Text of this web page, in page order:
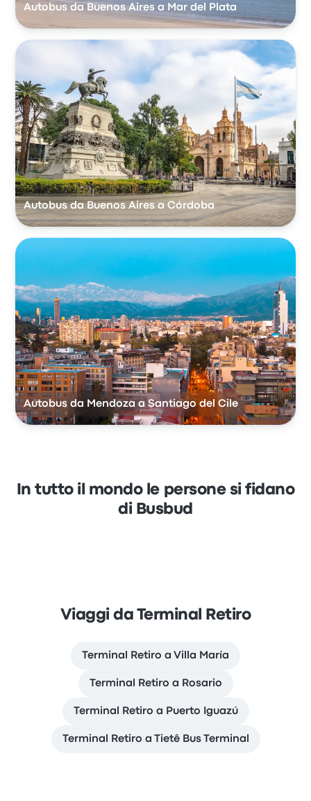
Autobus da Buenos Aires a Mar del Plata
Autobus da Buenos Aires a Córdoba
Autobus da Mendoza a Santiago del Cile
In tutto il mondo le persone si fidano
di Busbud
Viaggi da Terminal Retiro
Terminal Retiro a Villa María
Terminal Retiro a Rosario
Terminal Retiro a Puerto Iguazú
Terminal Retiro a Tietê Bus Terminal